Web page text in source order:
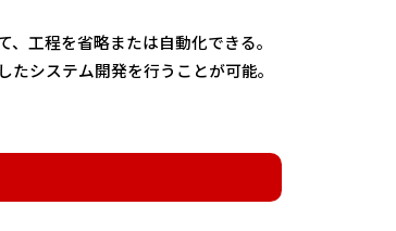
工程を省略または自動化できる。
システム開発を行うことが可能。